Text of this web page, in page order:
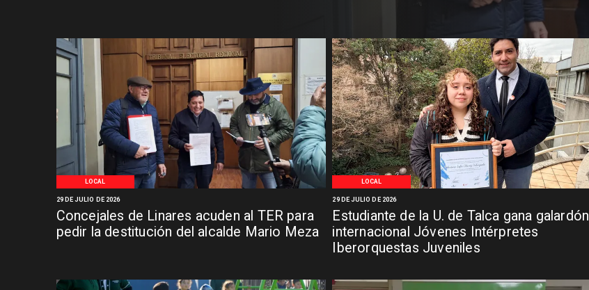
LOCAL
Concejales de Linares acuden al TER para
pedir la destitución del alcalde Mario Meza
29 DE JULIO DE 2026
LOCAL
Estudiante de la U. de Talca gana galardón
internacional Jóvenes Intérpretes
Iberorquestas Juveniles
29 DE JULIO DE 2026